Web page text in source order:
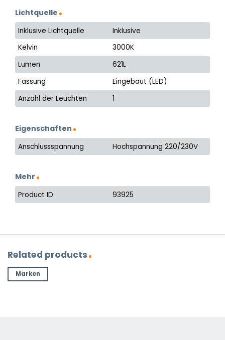
Lichtquelle
Inklusive Lichtquelle
Inklusive
Kelvin
3000K
Lumen
621L
Fassung
Eingebaut (LED)
Anzahl der Leuchten
1
Eigenschaften
Anschlussspannung Hochspannung 220/230V
Mehr
Product ID 93925
Related products
Marken